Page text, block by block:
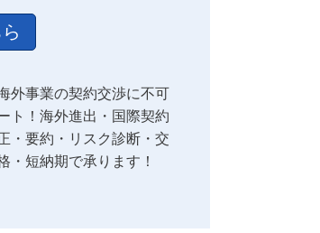
外事業の契約交渉に不可
ト！海外進出・国際契約
・要約・リスク診断・交
・短納期で承ります！